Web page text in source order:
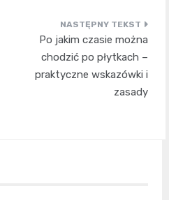
Po jakim czasie można
chodzić po płytkach –
praktyczne wskazówki i
zasady